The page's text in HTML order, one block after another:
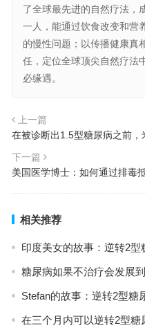
了全球最先进的自然疗法，
一人，能通过饮食改变和营
的慢性问题；以传播健康真
任，定位全球顶尖自然疗法
必缘遇。
上一篇
在被诊断出1.5型糖尿病之前，
下一篇
美国医学博士：如何通过排毒
相关推荐
印度美女的故事：逆转2型
糖尿病如果不治疗会发展
Stefan的故事：逆转2型糖
在三个月内可以逆转2型糖